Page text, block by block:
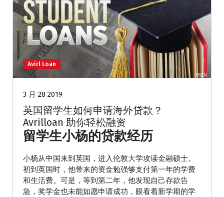
Avirl Loan
3 月 28 2019
英国留学生如何申请海外贷款？
Avrilloan 助你轻松融资
留学生小杨的贷款经历
小杨从中国来到英国，进入伦敦大学攻读金融硕士。
初到英国时，他带来的资金勉强够支付第一年的学费
和生活费。可是，等到第二年，他发现自己存款告
急，奖学金也未能如愿申请成功，眼看着新学期的学